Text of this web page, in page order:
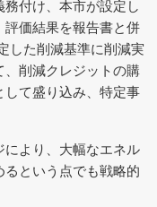
付け、本市が設定し
評価結果を報告書と併
した削減基準に削減実
削減クレジットの購
して盛り込み、特定事
により、大幅なエネル
という点でも戦略的